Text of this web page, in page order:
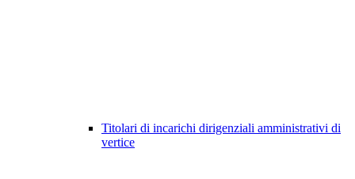
Titolari di incarichi dirigenziali amministrativi di
vertice